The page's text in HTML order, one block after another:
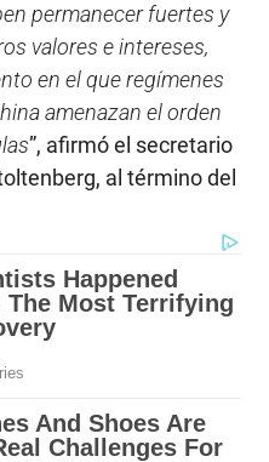
permanecer fuertes y
valores e intereses,
en el que regímenes
amenazan el orden
”, afirmó el secretario
al término del